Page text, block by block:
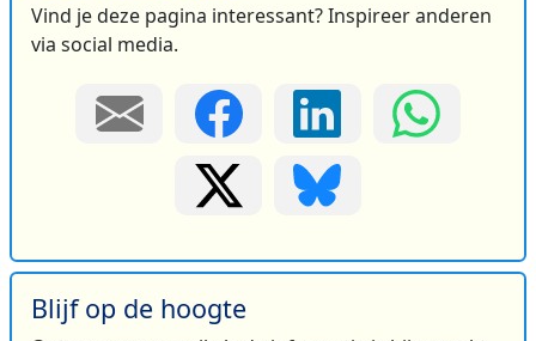
Vind je deze pagina interessant? Inspireer anderen
via social media.
Blijf op de hoogte